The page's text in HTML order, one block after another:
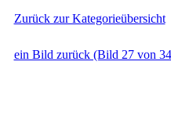
Zurück zur Kategorieübersicht
ein Bild zurück (Bild 27 von